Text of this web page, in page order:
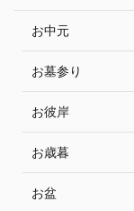
お中元
お墓参り
お彼岸
お歳暮
お盆